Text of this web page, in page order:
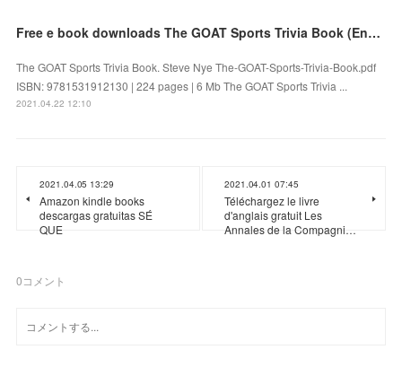
Free e book downloads The GOAT Sports Trivia Book (English Edition)
The GOAT Sports Trivia Book. Steve Nye The-GOAT-Sports-Trivia-Book.pdf
ISBN: 9781531912130 | 224 pages | 6 Mb The GOAT Sports Trivia ...
2021.04.22 12:10
2021.04.05 13:29
Amazon kindle books
descargas gratuitas SÉ
QUE
2021.04.01 07:45
Téléchargez le livre
d'anglais gratuit Les
Annales de la Compagni…
0コメント